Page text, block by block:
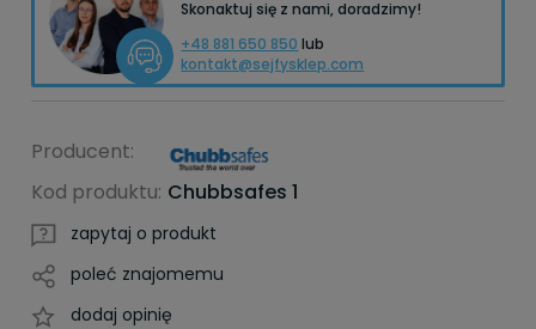
Skonaktuj się z nami, doradzimy!
+48 881 650 850 lub
kontakt@sejfysklep.com
Producent:
Kod produktu: Chubbsafes 1
zapytaj o produkt
poleć znajomemu
dodaj opinię